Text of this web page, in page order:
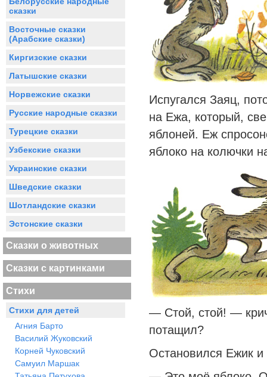
сказки
Восточные сказки
(Арабские сказки)
Киргизские сказки
Латышские сказки
Норвежские сказки
Русские народные сказки
Турецкие сказки
Узбекские сказки
Украинские сказки
Шведские сказки
Шотландские сказки
Эстонские сказки
Сказки о животных
Сказки с картинками
Стихи
Стихи для детей
Агния Барто
Василий Жуковский
Корней Чуковский
Самуил Маршак
Испугался Заяц,
на Ежа, который,
яблоней. Еж
яблоко на колючки
— Стой, стой! —
потащил?
Остановился Ежик и